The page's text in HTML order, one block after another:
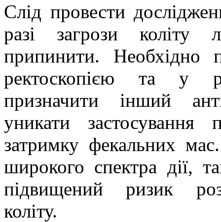
Слід провести
разі загрози коліту
припинити. Необхідно
ректоскопією та у
призначити інший
уникати застосування
затримку фекальних
широкого спектра дії,
підвищений ризик
коліту.